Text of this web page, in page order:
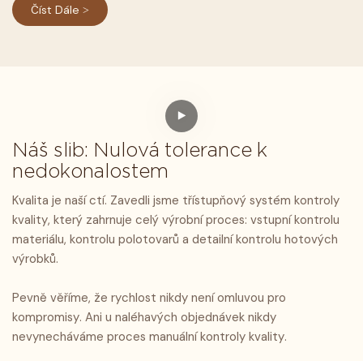
Číst Dále >
Náš slib: Nulová tolerance k
nedokonalostem
Kvalita je naší ctí. Zavedli jsme třístupňový systém kontroly
kvality, který zahrnuje celý výrobní proces: vstupní kontrolu
materiálu, kontrolu polotovarů a detailní kontrolu hotových
výrobků.
Pevně ​​věříme, že rychlost nikdy není omluvou pro
kompromisy. Ani u naléhavých objednávek nikdy
nevynecháváme proces manuální kontroly kvality.